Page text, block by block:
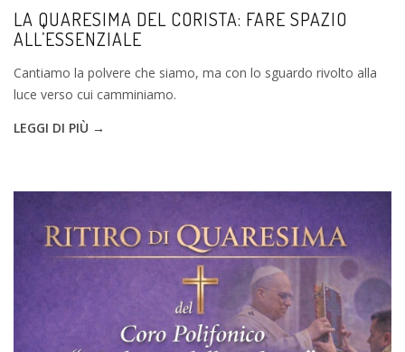
LA QUARESIMA DEL CORISTA: FARE SPAZIO
ALL’ESSENZIALE
Cantiamo la polvere che siamo, ma con lo sguardo rivolto alla
luce verso cui camminiamo.
LEGGI DI PIÙ →